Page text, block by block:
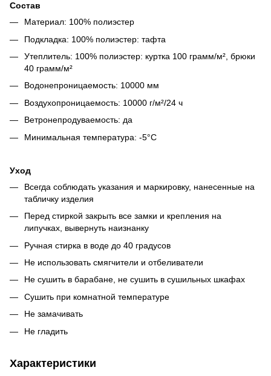
Состав
Материал: 100% полиэстер
Подкладка: 100% полиэстер: тафта
Утеплитель: 100% полиэстер: куртка 100 грамм/м², брюки
40 грамм/м²
Водонепроницаемость: 10000 мм
Воздухопроницаемость: 10000 г/м²/24 ч
Ветронепродуваемость: да
Минимальная температура: -5°C
Уход
Всегда соблюдать указания и маркировку, нанесенные на
табличку изделия
Перед стиркой закрыть все замки и крепления на
липучках, вывернуть наизнанку
Ручная стирка в воде до 40 градусов
Не использовать смягчители и отбеливатели
Не сушить в барабане, не сушить в сушильных шкафах
Сушить при комнатной температуре
Не замачивать
Не гладить
Характеристики